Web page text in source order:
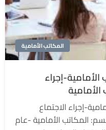
المكاتب الأمامية
إجراء
إجراء الاجتماع
المكاتب الأمامية -عام